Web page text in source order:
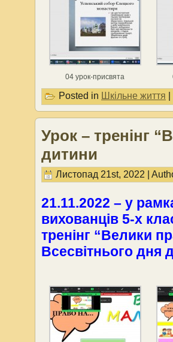
04 урок-присвята
Posted in Шкільне життя |
Урок – тренінг
дитини
Листопад 21st, 2022 |
21.11.2022 – у
вихованців 5-х
тренінг “Велики
Всесвітнього дня